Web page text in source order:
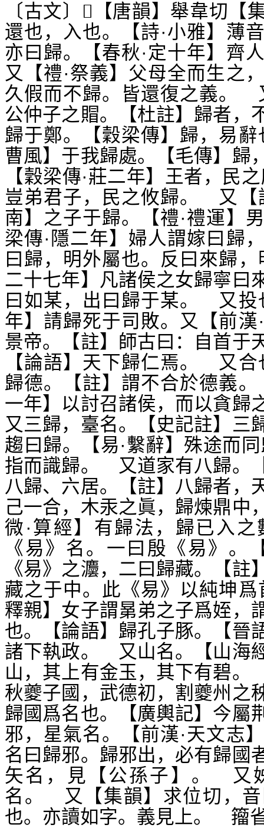
〔古文〕
𤾤
【唐韻】舉韋切【
還也，入也。【詩·小雅】薄
亦曰歸。【春秋·定十年】齊
又【禮·祭義】父母全而生之
久假而不歸。皆還復之義。
公仲子之賵。【杜註】歸者，
歸于鄭。【穀梁傳】歸，易
曹風】于我歸處。【毛傳】
【穀梁傳·莊二年】王者，民
豈弟君子，民之攸歸。 又【
南】之子于歸。【禮·禮運】
梁傳·隱二年】婦人謂嫁曰歸
曰歸，明外屬也。反曰來歸
二十七年】凡諸侯之女歸寧曰
曰如某，出曰歸于某。 又投
年】請歸死于司敗。又【前
景帝。【註】師古曰：自首
【論語】天下歸仁焉。 又合
歸德。【註】謂不合於德義
一年】以討召諸侯，而以貪
又三歸，臺名。【史記註】
趨曰歸。【易·繫辭】殊途而
指而識歸。 又道家有八歸。
八歸、六居。【註】八歸者，
己一合，木汞之眞，歸煉鼎
微·算經】有歸法，歸已入
《易》名。一曰殷《易》。
《易》之灋，二曰歸藏。【註
藏之于中。此《易》以純坤
釋親】女子謂晜弟之子爲姪
也。【論語】歸孔子豚。【晉
諸下執政。 又山名。【山海
山，其上有金玉，其下有碧
秋夔子國，武德初，割夔州之
歸國爲名也。【廣輿記】今
邪，星氣名。【前漢·天文志
名曰歸邪。歸邪出，必有歸
矢名，見【公孫子】。 又
名。 又【集韻】求位切，
也。亦讀如字。義見上。 籀